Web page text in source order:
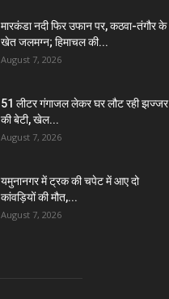
मारकंडा नदी फिर उफान पर, कठवा-तंगौर के
खेत जलमग्न; हिमाचल की...
August 7, 2026
51 लीटर गंगाजल लेकर घर लौट रही झज्जर
की बेटी, खेल...
August 7, 2026
यमुनानगर में ट्रक की चपेट में आए दो
कांवड़ियों की मौत,...
August 7, 2026